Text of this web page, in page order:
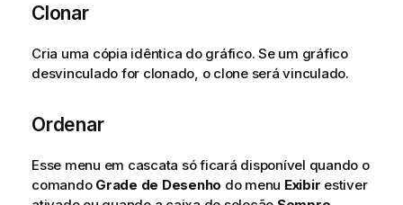
Clonar
Cria uma cópia idêntica do gráfico. Se um gráfico
desvinculado for clonado, o clone será vinculado.
Ordenar
Esse menu em cascata só ficará disponível quando o
comando Grade de Desenho do menu Exibir estiver